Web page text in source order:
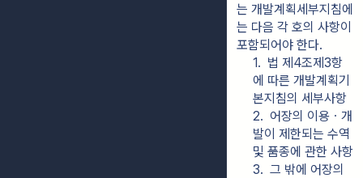
는 개발계획세부지침에
는 다음 각 호의 사항이
포함되어야 한다.
1.  법 제4조제3항
에 따른 개발계획기
본지침의 세부사항
2.  어장의 이용ㆍ개
발이 제한되는 수역
및 품종에 관한 사항
3.  그 밖에 어장의